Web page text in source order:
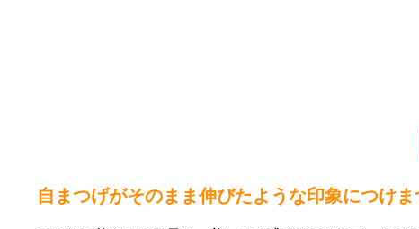
自まつげがそのまま伸びたような印象につけ